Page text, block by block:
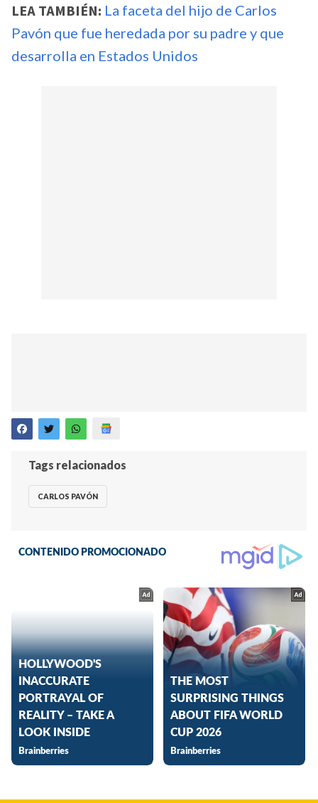
LEA TAMBIÉN: La faceta del hijo de Carlos
Pavón que fue heredada por su padre y que
desarrolla en Estados Unidos
Tags relacionados
CARLOS PAVÓN